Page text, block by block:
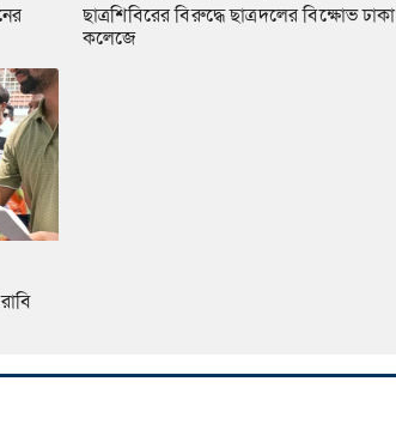
ছাত্রশিবিরের বিরুদ্ধে ছাত্রদলের বিক্ষোভ ঢাকা
কলেজে